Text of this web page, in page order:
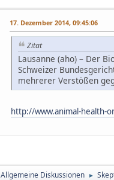
17. Dezember 2014, 09:45:06
Zitat
Lausanne (aho) – Der
Schweizer
mehrerer Verstößen
http://www.animal-health-
Allgemeine Diskussionen ►